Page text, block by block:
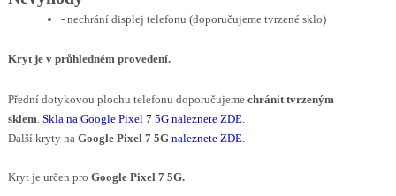
- nechrání displej telefonu (doporučujeme tvrzené sklo)
Kryt je v průhledném provedení.
Přední dotykovou plochu telefonu doporučujeme chránit tvrzeným
sklem. Skla na Google Pixel 7 5G naleznete ZDE.
Další kryty naGoogle Pixel 7 5G naleznete ZDE.
Kryt je určen pro Google Pixel 7 5G.